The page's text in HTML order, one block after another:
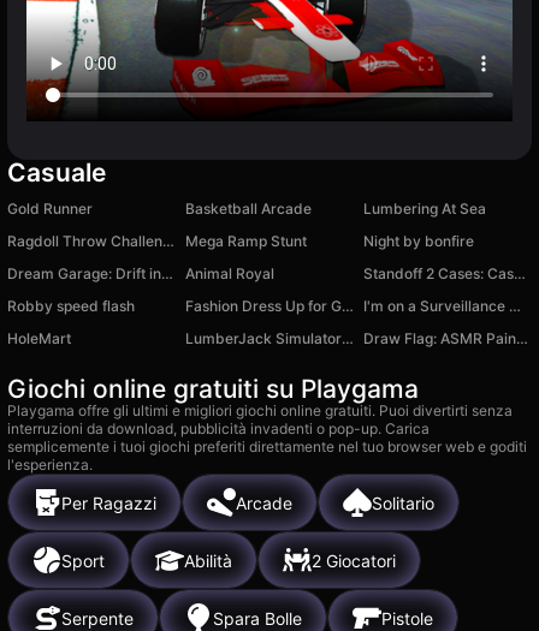
Casuale
Gold Runner Basketball Arcade
Lumbering At Sea
Ragdoll Throw Challenge
Mega Ramp Stunt
Night by bonfire
Dream Garage: Drift in the City
Animal Royal
Standoff 2 Cases: Case Opening Simulator
Robby speed flash
Fashion Dress Up for Girls
I'm on a Surveillance Mission 2
HoleMart
LumberJack Simulator 3D Draw Flag: ASMR Painting Games
Giochi online gratuiti su Playgama
Playgama offre gli ultimi e migliori giochi online gratuiti. Puoi divertirti senza
interruzioni da download, pubblicità invadenti o pop-up. Carica
semplicemente i tuoi giochi preferiti direttamente nel tuo browser web e goditi
l'esperienza.
Per Ragazzi Arcade Solitario
Sport Abilità 2 Giocatori
Serpente Spara Bolle Pistole